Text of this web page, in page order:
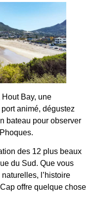
Bay, une
animé, dégustez
bateau pour observer
des 12 plus beaux
du Sud. Que vous
l’histoire
offre quelque chose